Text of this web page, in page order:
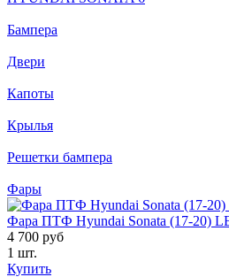
Бампера
Двери
Капоты
Крылья
Решетки бампера
Фары
Фара ПТФ Hyundai Sonata (17-20)
4 700 руб
1 шт.
Купить